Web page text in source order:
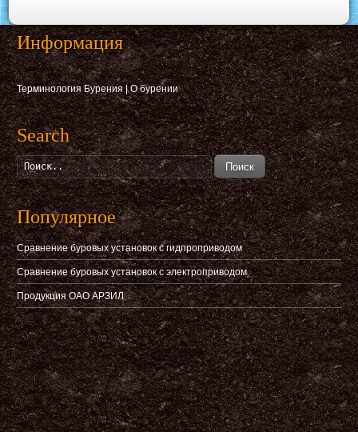
Информация
Терминология Бурения|О бурении
Search
Поиск
Популярное
Сравнение буровых установок с гидпроприводом
Сравнение буровых установок с электроприводом
Продукция ОАО АРЗИЛ